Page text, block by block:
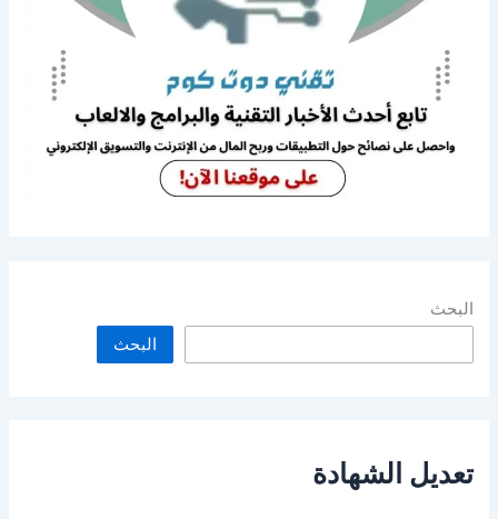
البحث
البحث
تعديل الشهادة